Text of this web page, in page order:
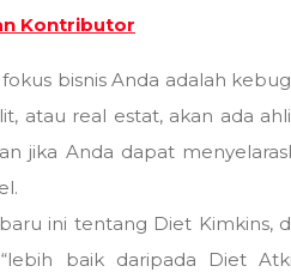
Kontributor
bisnis Anda adalah
atau real estat, akan ada
jika Anda dapat
ini tentang Diet Kimkins,
baik daripada Diet